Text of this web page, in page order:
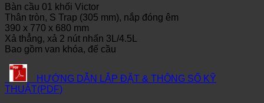
Bàn cầu 01 khối Victor
Thân tròn, S Trap (305 mm), nắp đóng êm
390 x 770 x 680 mm
Xả thẳng, xả 2 nút nhấn 3L/4.5L
Bao gồm van khóa, đế cầu
HƯỚNG DẪN LẮP ĐẶT & THÔNG SỐ KỸ
THUẬT(PDF)